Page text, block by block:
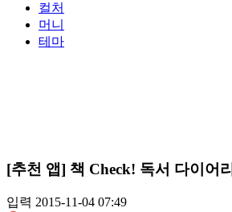
컬처
머니
테마
[추천 앱] 책 Check! 독서 다이어리
입력 2015-11-04 07:49